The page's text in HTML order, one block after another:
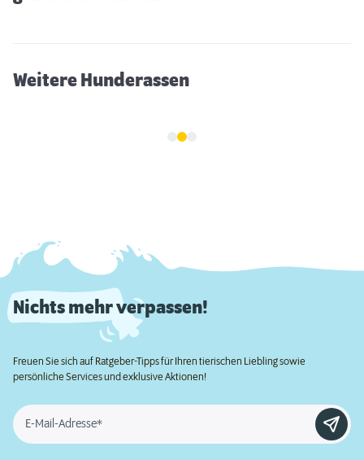
Weitere Hunderassen
Nichts mehr verpassen!
Freuen Sie sich auf Ratgeber-Tipps für Ihren tierischen Liebling sowie
persönliche Services und exklusive Aktionen!
E-Mail-Adresse*